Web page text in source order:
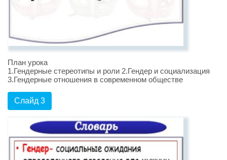
План урока
1.Гендерные стереотипы и роли 2.Гендер и социализация
3.Гендерные отношения в современном обществе
Слайд 3